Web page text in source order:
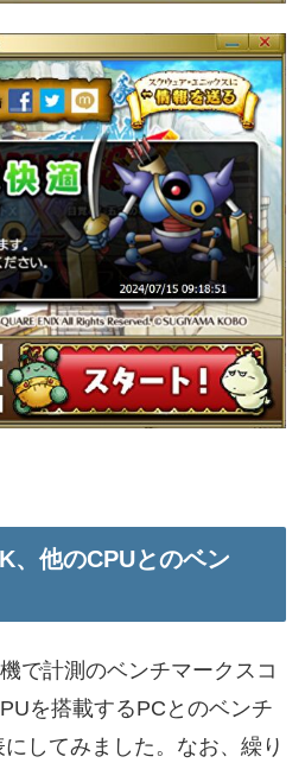
、他のCPUとのベン
で計測のベンチマークスコ
を搭載するPCとのベンチ
してみました。なお、繰り